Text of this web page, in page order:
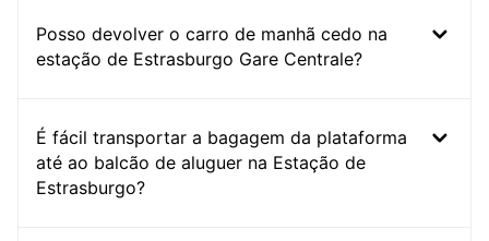
Posso devolver o carro de manhã cedo na
estação de Estrasburgo Gare Centrale?
É fácil transportar a bagagem da plataforma
até ao balcão de aluguer na Estação de
Estrasburgo?